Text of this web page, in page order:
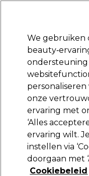
Merken Deals Haar
Na
Osmo Extreme
18,99 €
We gebruiken
ondersteuning
onze
ervaring met
‘Alles
ervaring wilt.
instellen via
doorgaan met
Cookiebeleid